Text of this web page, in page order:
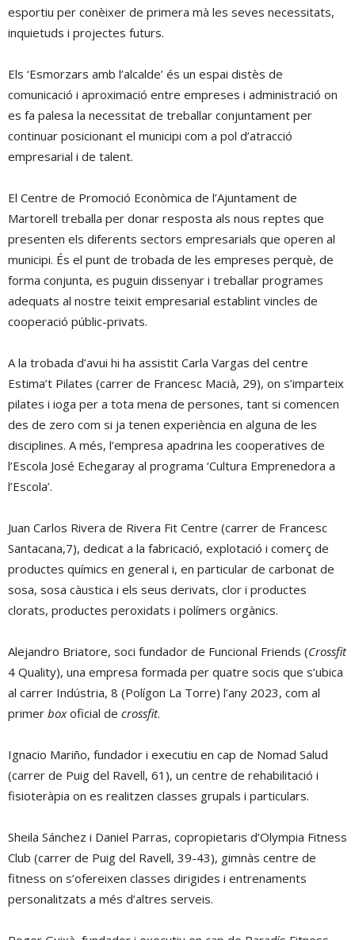
esportiu per conèixer de primera mà les seves necessitats,
inquietuds i projectes futurs.
Els ‘Esmorzars amb l’alcalde’ és un espai distès de
comunicació i aproximació entre empreses i administració on
es fa palesa la necessitat de treballar conjuntament per
continuar posicionant el municipi com a pol d’atracció
empresarial i de talent.
El Centre de Promoció Econòmica de l’Ajuntament de
Martorell treballa per donar resposta als nous reptes que
presenten els diferents sectors empresarials que operen al
municipi. És el punt de trobada de les empreses perquè, de
forma conjunta, es puguin dissenyar i treballar programes
adequats al nostre teixit empresarial establint vincles de
cooperació públic-privats.
A la trobada d’avui hi ha assistit Carla Vargas del centre
Estima’t Pilates (carrer de Francesc Macià, 29), on s’imparteix
pilates i ioga per a tota mena de persones, tant si comencen
des de zero com si ja tenen experiència en alguna de les
disciplines. A més, l’empresa apadrina les cooperatives de
l’Escola José Echegaray al programa ‘Cultura Emprenedora a
l’Escola’.
Juan Carlos Rivera de Rivera Fit Centre (carrer de Francesc
Santacana,7), dedicat a la fabricació, explotació i comerç de
productes químics en general i, en particular de carbonat de
sosa, sosa càustica i els seus derivats, clor i productes
clorats, productes peroxidats i polímers orgànics.
Alejandro Briatore, soci fundador de Funcional Friends (Crossfit
4 Quality), una empresa formada per quatre socis que s’ubica
al carrer Indústria, 8 (Polígon La Torre) l’any 2023, com al
primer boxoficial de crossfit.
Ignacio Mariño, fundador i executiu en cap de Nomad Salud
(carrer de Puig del Ravell, 61), un centre de rehabilitació i
fisioteràpia on es realitzen classes grupals i particulars.
Sheila Sánchez i Daniel Parras, copropietaris d’Olympia Fitness
Club (carrer de Puig del Ravell, 39-43), gimnàs centre de
fitness on s’ofereixen classes dirigides i entrenaments
personalitzats a més d’altres serveis.